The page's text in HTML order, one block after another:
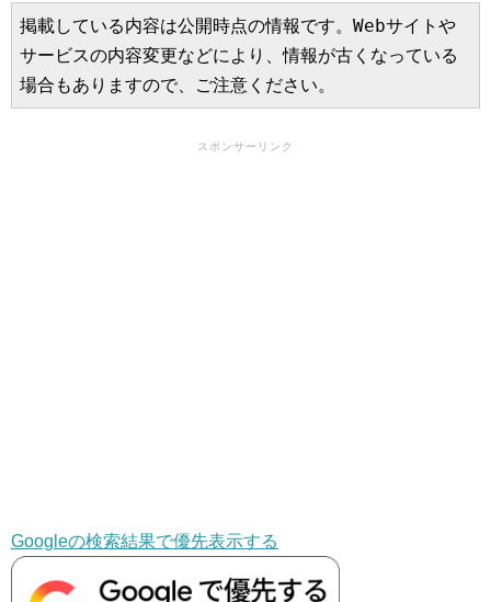
掲載している内容は公開時点の情報です。Webサイトや
サービスの内容変更などにより、情報が古くなっている
場合もありますので、ご注意ください。
スポンサーリンク
Googleの検索結果で優先表示する